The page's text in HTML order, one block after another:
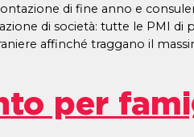
di fine anno e
di società: tutte le PMI
affinché traggano il
per